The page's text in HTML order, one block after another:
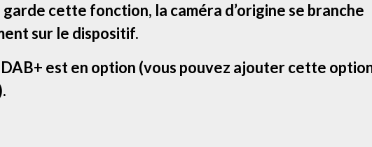
cette fonction, la caméra d’origine se branche
sur le dispositif.
est en option (vous pouvez ajouter cette